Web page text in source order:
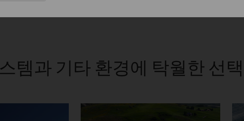
템과 기타 환경에 탁월한 선택